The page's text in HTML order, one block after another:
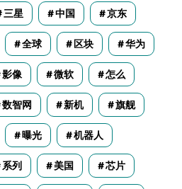
三星 中国 京东
全球 区块 华为
影像 微软 怎么
数智网 新机 旗舰
曝光 机器人
系列 美国 芯片